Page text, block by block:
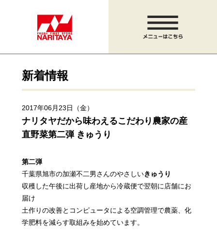
新着情報
2017年06月23日（金）
ナリタヤだから味わえるこだわり農家の産
直野菜第二弾 きゅうり
第二弾
千葉県旭市の加瀬不二男さんのやさしいきゅうり
収穫した午後に出荷し産地から冷蔵便で翌朝に店舗にお
届け
土作りの改善とコンピュータによる空調管理で農薬、化
学肥料を減らす取組みを始めています。